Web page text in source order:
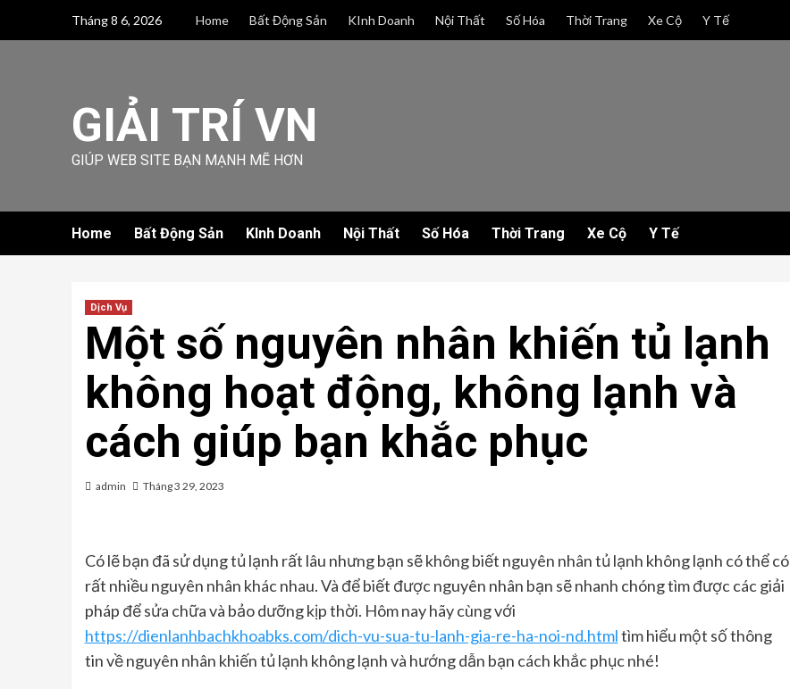
Tháng 8 6, 2026 Home Bất Động Sản KInh Doanh Nội Thất Số Hóa Thời Trang Xe Cộ Y Tế
GIẢI TRÍ VN
GIÚP WEB SITE BẠN MẠNH MẼ HƠN
Home Bất Động Sản KInh Doanh Nội Thất Số Hóa Thời Trang Xe Cộ Y Tế
Dịch Vụ
Một số nguyên nhân khiến tủ lạnh
không hoạt động, không lạnh và
cách giúp bạn khắc phục
admin Tháng 3 29, 2023
Có lẽ bạn đã sử dụng tủ lạnh rất lâu nhưng bạn sẽ không biết nguyên nhân tủ lạnh không lạnh có thể có
rất nhiều nguyên nhân khác nhau. Và để biết được nguyên nhân bạn sẽ nhanh chóng tìm được các giải
pháp để sửa chữa và bảo dưỡng kịp thời. Hôm nay hãy cùng với
https://dienlanhbachkhoabks.com/dich-vu-sua-tu-lanh-gia-re-ha-noi-nd.htmltìm hiểu một số thông
tin về nguyên nhân khiến tủ lạnh không lạnh và hướng dẫn bạn cách khắc phục nhé!